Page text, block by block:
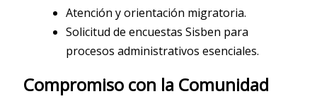
Atención y orientación migratoria.
Solicitud de encuestas Sisben para
procesos administrativos esenciales.
Compromiso con la Comunidad